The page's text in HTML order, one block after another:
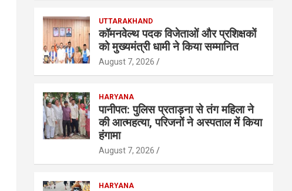
UTTARAKHAND
कॉमनवेल्थ पदक विजेताओं और प्रशिक्षकों
को मुख्यमंत्री धामी ने किया सम्मानित
August 7, 2026
HARYANA
पानीपत: पुलिस प्रताड़ना से तंग महिला ने
की आत्महत्या, परिजनों ने अस्पताल में किया
हंगामा
August 7, 2026
HARYANA